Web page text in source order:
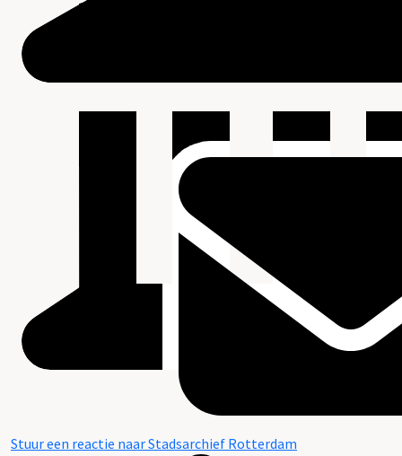
Beschrijving van de series en archiefbestanddelen
Stuur een reactie naar Stadsarchief Rotterdam